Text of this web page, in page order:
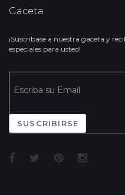
Gaceta
¡Suscríbase a nuestra gaceta y
especiales para usted!
SUSCRIBIRSE